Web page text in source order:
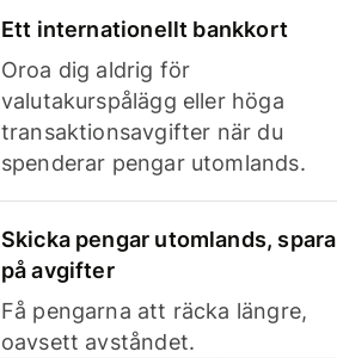
Ett internationellt bankkort
Oroa dig aldrig för
valutakurspålägg eller höga
transaktionsavgifter när du
spenderar pengar utomlands.
Skicka pengar utomlands, spara
på avgifter
Få pengarna att räcka längre,
oavsett avståndet.